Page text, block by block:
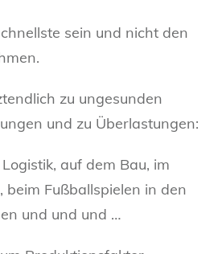
sein und nicht den
zu ungesunden
und zu Überlastungen:
auf dem Bau, im
beim Fußballspielen in den
und und und …